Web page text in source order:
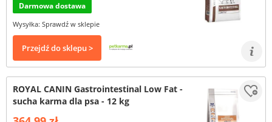
Darmowa dostawa
Wysyłka: Sprawdź w sklepie
Przejdź do sklepu >
ROYAL CANIN Gastrointestinal Low Fat -
sucha karma dla psa - 12 kg